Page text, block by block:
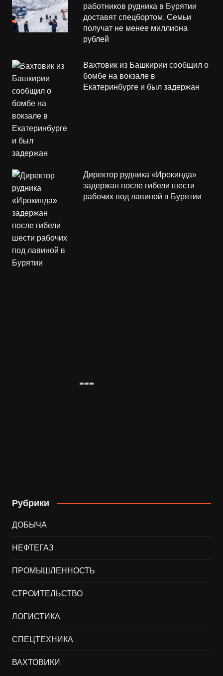
работников рудника в Бурятии
доставят спецбортом. Семьи
получат не менее миллиона
рублей
Вахтовик из Башкирии сообщил о
бомбе на вокзале в
Екатеринбурге и был задержан
Директор рудника «Ирокинда»
задержан после гибели шести
рабочих под лавиной в Бурятии
Рубрики
ДОБЫЧА
НЕФТЕГАЗ
ПРОМЫШЛЕННОСТЬ
СТРОИТЕЛЬСТВО
ЛОГИСТИКА
СПЕЦТЕХНИКА
ВАХТОВИКИ